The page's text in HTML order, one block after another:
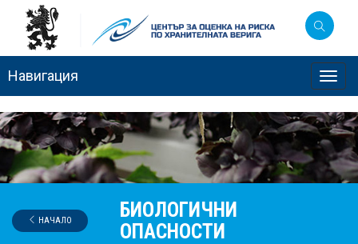
Навигация
БИОЛОГИЧНИ
ОПАСНОСТИ
НАЧАЛО